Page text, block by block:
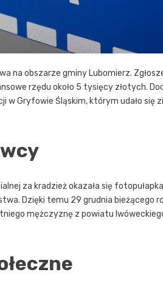
na obszarze gminy Lubomierz.
rzędu około 5 tysięcy złotych.
w Gryfowie Śląskim, którym udało się
za kradzież okazała się
Dzięki temu 29 grudnia bieżącego
mężczyznę z powiatu